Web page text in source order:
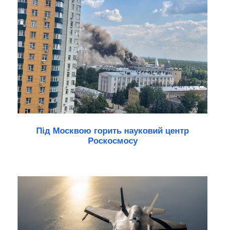
Під Москвою горить науковий центр
Роскосмосу